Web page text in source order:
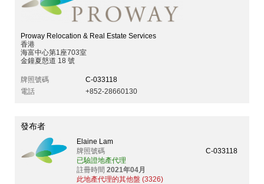
Proway Relocation & Real Estate Services
香港
海富中心第1座703室
金鐘夏慤道 18 號
牌照號碼
C-033118
電話
+852-28660130
發布者
Elaine Lam
牌照號碼
C-033118
已驗證地產代理
註冊時間 2021年04月
此地產代理的其他盤 (3326)